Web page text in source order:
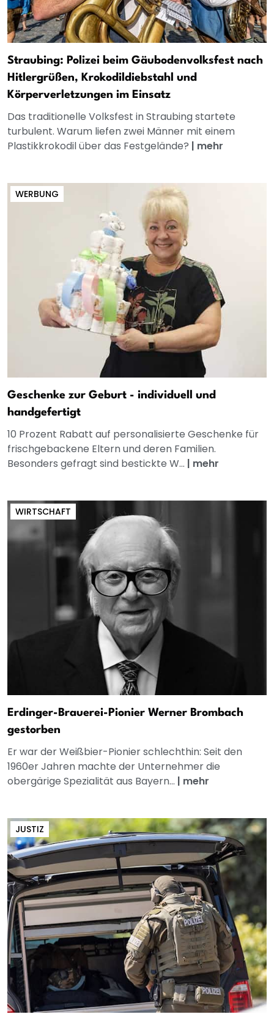
Straubing: Polizei beim Gäubodenvolksfest nach
Hitlergrüßen, Krokodildiebstahl und
Körperverletzungen im Einsatz
Das traditionelle Volksfest in Straubing startete
turbulent. Warum liefen zwei Männer mit einem
Plastikkrokodil über das Festgelände? | mehr
WERBUNG
Geschenke zur Geburt - individuell und
handgefertigt
10 Prozent Rabatt auf personalisierte Geschenke für
frischgebackene Eltern und deren Familien.
Besonders gefragt sind bestickte W... | mehr
WIRTSCHAFT
Erdinger-Brauerei-Pionier Werner Brombach
gestorben
Er war der Weißbier-Pionier schlechthin: Seit den
1960er Jahren machte der Unternehmer die
obergärige Spezialität aus Bayern... | mehr
JUSTIZ